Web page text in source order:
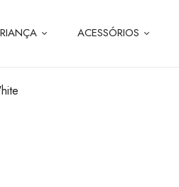
ACESSÓRIOS